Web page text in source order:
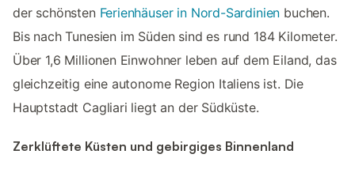
der schönsten Ferienhäuser in Nord-Sardinien buchen.
Bis nach Tunesien im Süden sind es rund 184 Kilometer.
Über 1,6 Millionen Einwohner leben auf dem Eiland, das
gleichzeitig eine autonome Region Italiens ist. Die
Hauptstadt Cagliari liegt an der Südküste.
Zerklüftete Küsten und gebirgiges Binnenland